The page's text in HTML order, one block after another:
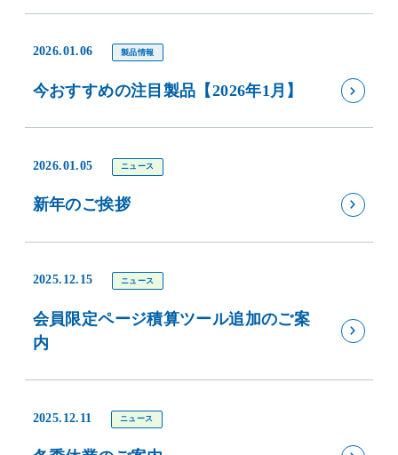
2026.01.06 製品情報
今おすすめの注目製品【2026年1月】
2026.01.05 ニュース
新年のご挨拶
2025.12.15 ニュース
会員限定ページ積算ツール追加のご案
内
2025.12.11 ニュース